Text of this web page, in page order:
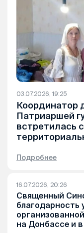
03.07.2026, 19:25
Координатор
Патриаршей
встретилась
Подробнее
16.07.2026, 20:26
Священный
благодарность
на Донбассе и